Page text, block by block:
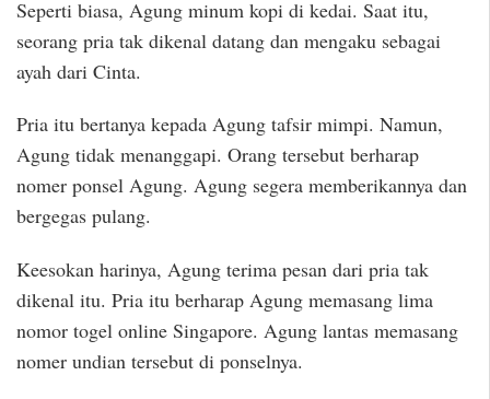
Seperti biasa, Agung minum kopi di kedai. Saat itu,
seorang pria tak dikenal datang dan mengaku sebagai
ayah dari Cinta.
Pria itu bertanya kepada Agung tafsir mimpi. Namun,
Agung tidak menanggapi. Orang tersebut berharap
nomer ponsel Agung. Agung segera memberikannya dan
bergegas pulang.
Keesokan harinya, Agung terima pesan dari pria tak
dikenal itu. Pria itu berharap Agung memasang lima
nomor togel online Singapore. Agung lantas memasang
nomer undian tersebut di ponselnya.